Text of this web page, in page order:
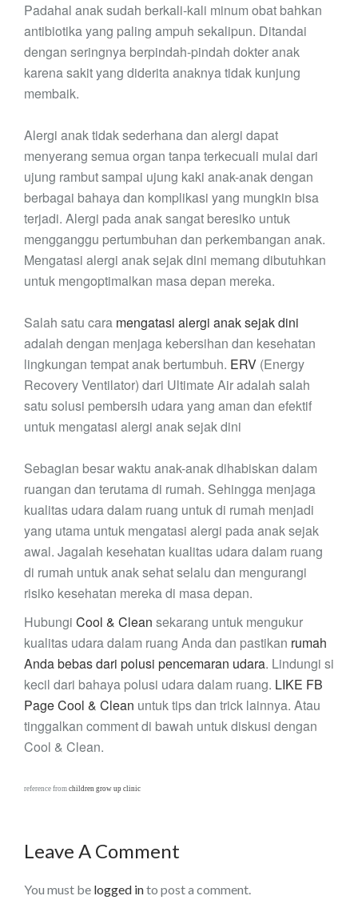
Padahal anak sudah berkali-kali minum obat bahkan
antibiotika yang paling ampuh sekalipun. Ditandai
dengan seringnya berpindah-pindah dokter anak
karena sakit yang diderita anaknya tidak kunjung
membaik.
Alergi anak tidak sederhana dan alergi dapat
menyerang semua organ tanpa terkecuali mulai dari
ujung rambut sampai ujung kaki anak-anak dengan
berbagai bahaya dan komplikasi yang mungkin bisa
terjadi. Alergi pada anak sangat beresiko untuk
mengganggu pertumbuhan dan perkembangan anak.
Mengatasi alergi anak sejak dini memang dibutuhkan
untuk mengoptimalkan masa depan mereka.
Salah satu cara mengatasi alergi anak sejak dini
adalah dengan menjaga kebersihan dan kesehatan
lingkungan tempat anak bertumbuh. ERV (Energy
Recovery Ventilator) dari Ultimate Air adalah salah
satu solusi pembersih udara yang aman dan efektif
untuk mengatasi alergi anak sejak dini
Sebagian besar waktu anak-anak dihabiskan dalam
ruangan dan terutama di rumah. Sehingga menjaga
kualitas udara dalam ruang untuk di rumah menjadi
yang utama untuk mengatasi alergi pada anak sejak
awal. Jagalah kesehatan kualitas udara dalam ruang
di rumah untuk anak sehat selalu dan mengurangi
risiko kesehatan mereka di masa depan.
Hubungi Cool & Clean sekarang untuk mengukur
kualitas udara dalam ruang Anda dan pastikan rumah
Anda bebas dari polusi pencemaran udara. Lindungi si
kecil dari bahaya polusi udara dalam ruang. LIKE FB
Page Cool & Clean untuk tips dan trick lainnya. Atau
tinggalkan comment di bawah untuk diskusi dengan
Cool & Clean.
reference from children grow up clinic
Leave A Comment
You must be logged into post a comment.